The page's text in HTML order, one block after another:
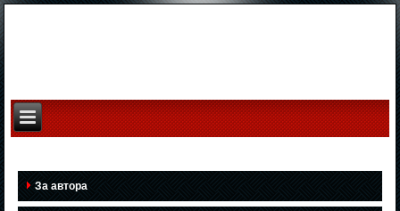
За автора